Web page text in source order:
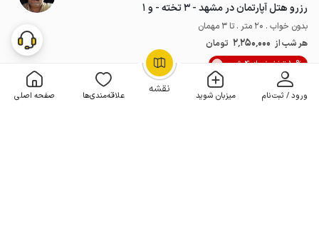
نقشه ورود / ثبت‌نام میزبان شوید علاقه‌مندی‌ها صفحه اصلی
OpenStreetMap
رزرو هتل آپارتمان در مشهد - ۳ تخته - و ۱
بدون خواب . 20 متر . تا 3 مهمان
هر شب از 2٬250٬000 تومان
10% تخفیف از 4 شب